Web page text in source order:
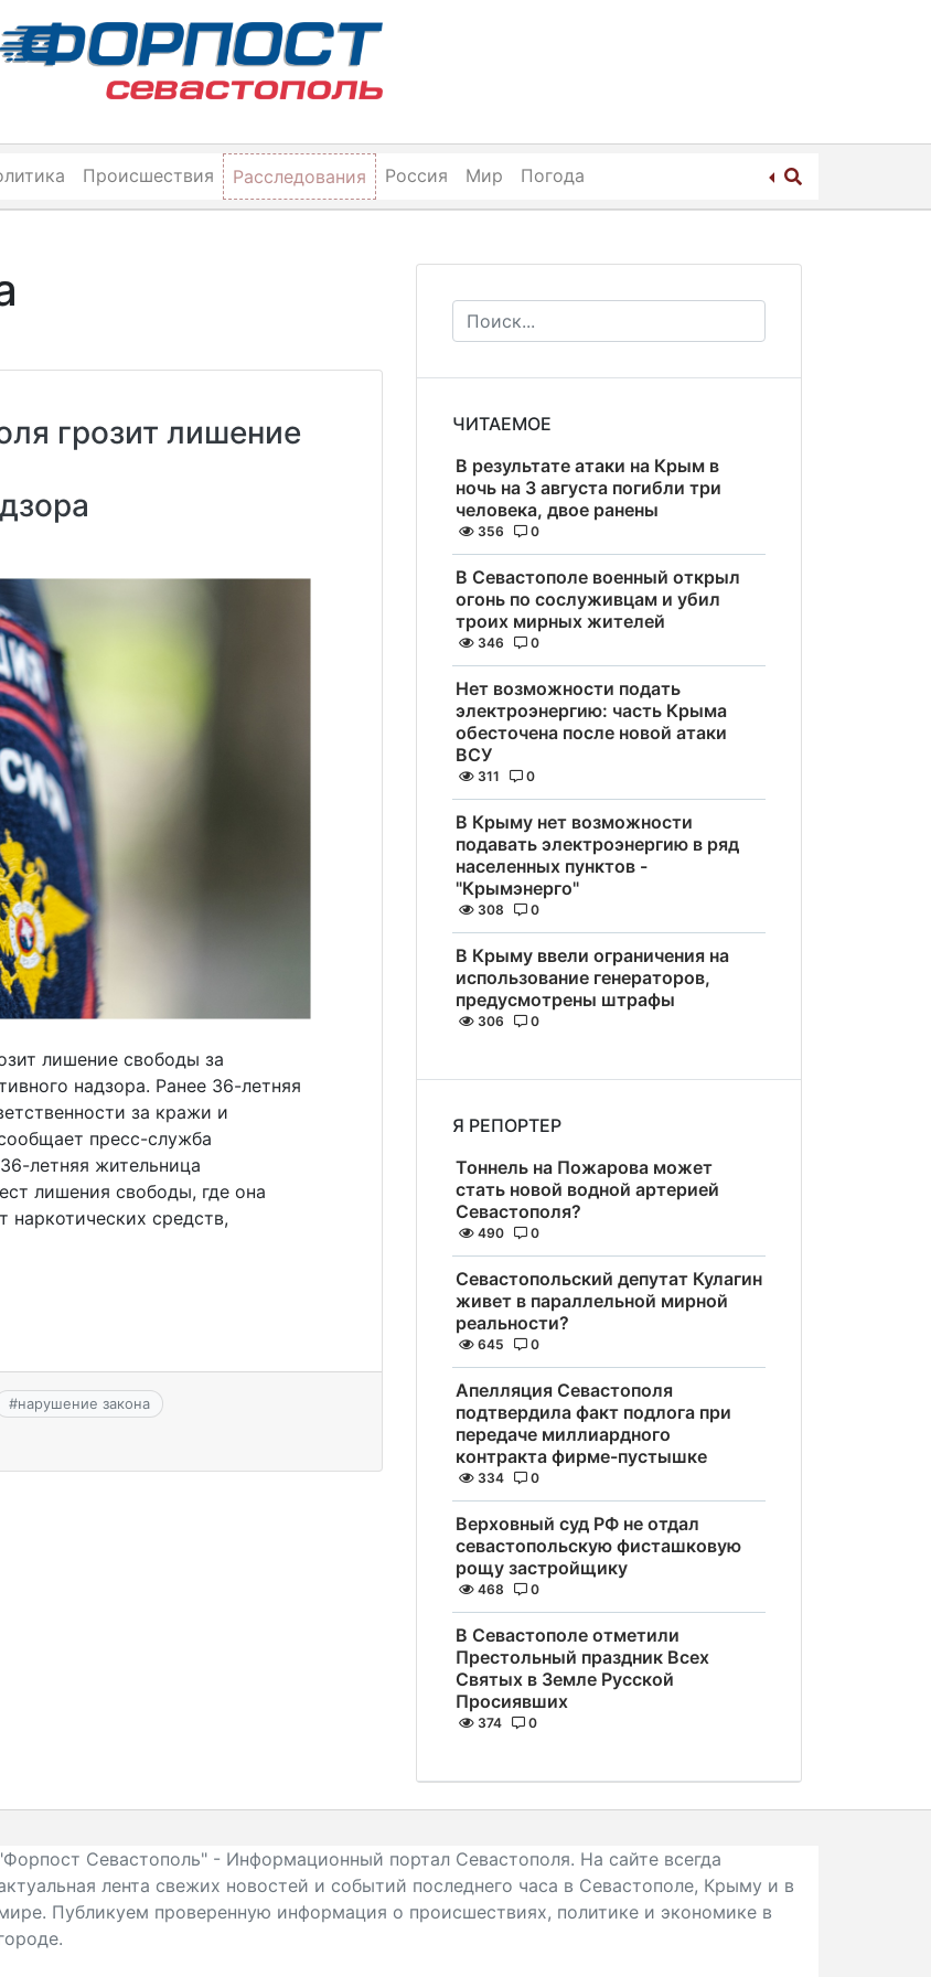
Происшествия Расследования Россия Мир Погода
грозит лишение
лишение свободы за
надзора. Ранее 36-летняя
за кражи и
пресс-служба
летняя жительница
лишения свободы, где она
наркотических средств,
#нарушение закона
ЧИТАЕМОЕ
В результате атаки на Крым в
ночь на 3 августа погибли три
человека, двое ранены
356 0
В Севастополе военный открыл
огонь по сослуживцам и убил
троих мирных жителей
346 0
Нет возможности подать
электроэнергию: часть Крыма
обесточена после новой атаки
ВСУ
311 0
В Крыму нет возможности
подавать электроэнергию в ряд
населенных пунктов -
"Крымэнерго"
308 0
В Крыму ввели ограничения на
использование генераторов,
предусмотрены штрафы
306 0
Я РЕПОРТЕР
Тоннель на Пожарова может
стать новой водной артерией
Севастополя?
490 0
Севастопольский депутат Кулагин
живет в параллельной мирной
реальности?
645 0
Апелляция Севастополя
подтвердила факт подлога при
передаче миллиардного
контракта фирме-пустышке
334 0
Верховный суд РФ не отдал
севастопольскую фисташковую
рощу застройщику
468 0
В Севастополе отметили
Престольный праздник Всех
Святых в Земле Русской
Просиявших
374 0
Севастополь" - Информационный портал Севастополя. На сайте всегда
лента свежих новостей и событий последнего часа в Севастополе, Крыму и в
Публикуем проверенную информация о происшествиях, политике и экономике в